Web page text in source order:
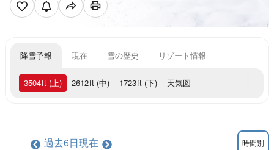
降雪予報 現在 雪の歴史 リゾート情報
3504ft (上) 2612ft (中) 1723ft (下) 天気図
過去6日現在 時間別